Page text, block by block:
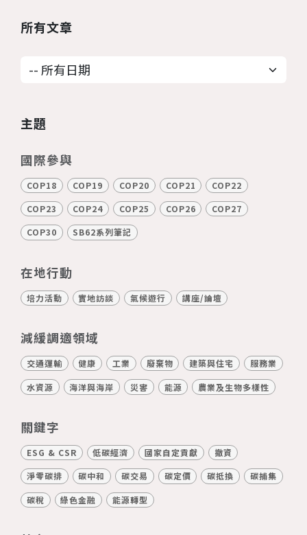
立。 六月時，川普總統宣布美國會開始
進行退出協議的手續，他聲稱參與巴黎協
所有文章
主題
國際參與
COP18 COP19 COP20 COP21 COP22
COP23 COP24 COP25 COP26 COP27
COP30 SB62系列筆記
在地行動
培力活動 實地訪談 氣候遊行 講座/論壇
減緩調適領域
交通運輸 健康 工業 廢棄物 建築與住宅 服務業
水資源 海洋與海岸 災害 能源 農業及生物多樣性
關鍵字
ESG & CSR 低碳經濟 國家自定貢獻 撤資
淨零碳排 碳中和 碳交易 碳定價 碳抵換 碳捕集
碳稅 綠色金融 能源轉型